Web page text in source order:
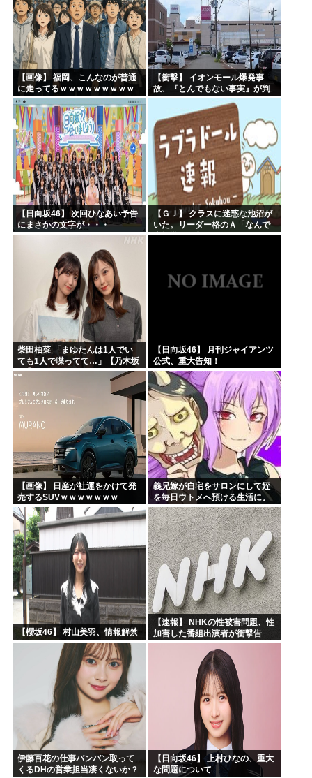
【画像】 福岡、こんなのが普通
に走ってるｗｗｗｗｗｗｗｗｗ
ｗｗｗｗｗｗｗ
【衝撃】 イオンモール爆発事
故、『とんでもない事実』が判
明してしまう・・・・・・
【日向坂46】 次回ひなあい予告
にまさかの文字が・・・
【ＧＪ】 クラスに迷惑な池沼が
いた。リーダー格のＡ「なんで
支援学級に入れないんです
柴田柚菜 「まゆたんは1人でい
ても1人で喋ってて…」【乃木坂
46】
【日向坂46】 月刊ジャイアンツ
公式、重大告知！
【画像】 日産が社運をかけて発
売するSUVｗｗｗｗｗｗｗ
義兄嫁が自宅をサロンにして姪
を毎日ウトメへ預ける生活に。
数年後、そのツケが一気に回っ
てきて…
【櫻坂46】 村山美羽、情報解禁
【速報】 NHKの性被害問題、性
加害した番組出演者が衝撃告
白！
伊藤百花の仕事バンバン取って
くるDHの営業担当凄くないか？
【日向坂46】 上村ひなの、重大
な問題について